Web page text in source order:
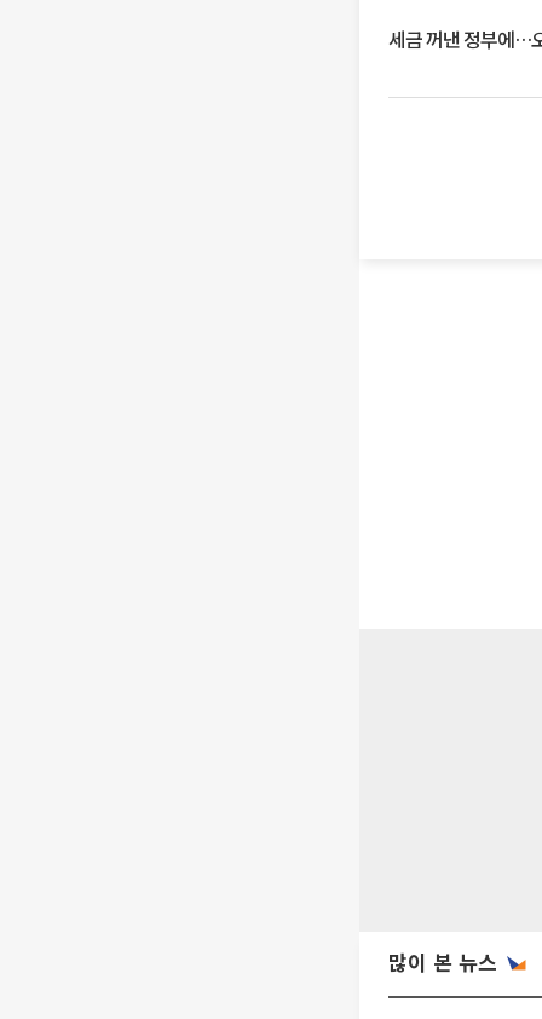
세금 꺼낸 정부에…
많이 본 뉴스